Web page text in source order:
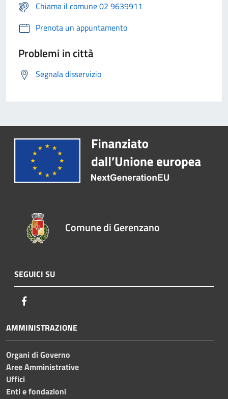
Chiama il comune 02 9639911
Prenota un appuntamento
Problemi in città
Segnala disservizio
Comune di Gerenzano
SEGUICI SU
AMMINISTRAZIONE
Organi di Governo
Aree Amministrative
Uffici
Enti e fondazioni